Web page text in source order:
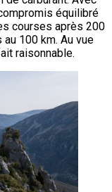
équilibré
courses après 200
100 km. Au vue
raisonnable.